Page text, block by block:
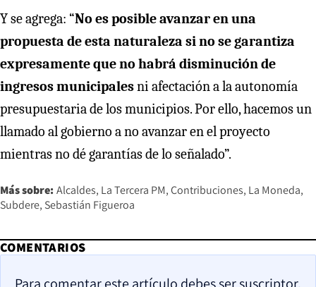
Y se agrega: “No es posible avanzar en una
propuesta de esta naturaleza si no se garantiza
expresamente que no habrá disminución de
ingresos municipalesni afectación a la autonomía
presupuestaria de los municipios. Por ello, hacemos un
llamado al gobierno a no avanzar en el proyecto
mientras no dé garantías de lo señalado”.
Más sobre: Alcaldes La Tercera PM Contribuciones La Moneda
Subdere Sebastián Figueroa
COMENTARIOS